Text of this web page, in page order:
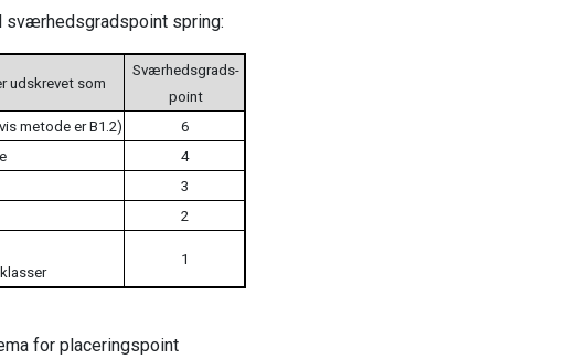
sværhedsgradspoint spring:
udskrevet som
Sværhedsgrads-
point
metode er B1.2)
6
4
3
2
1
for placeringspoint